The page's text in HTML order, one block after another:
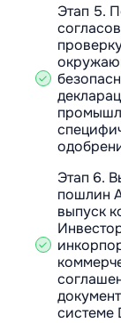
Этап 5.
Этап 6.
пошлин
выпуск
системе